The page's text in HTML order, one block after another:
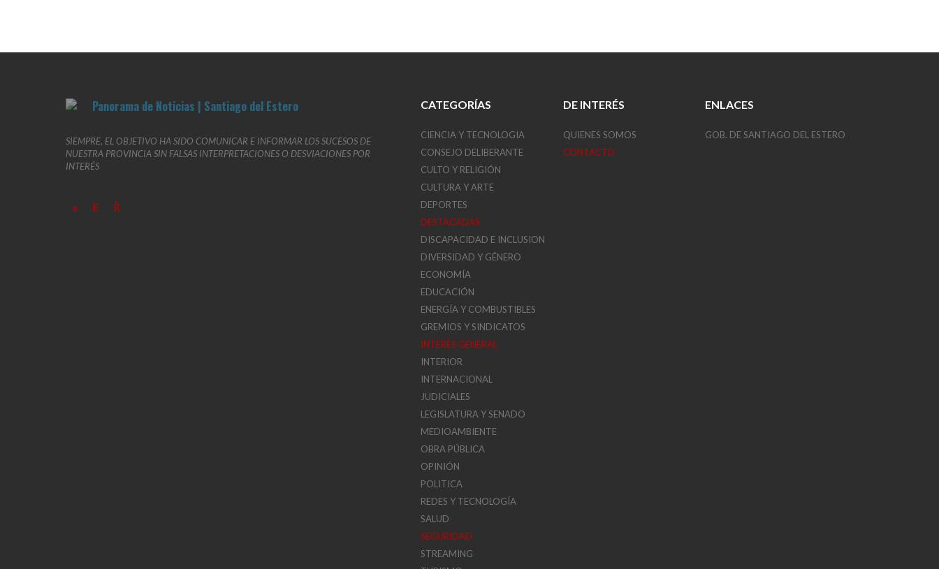
SIEMPRE, EL OBJETIVO HA SIDO COMUNICAR E INFORMAR LOS SUCESOS DE
NUESTRA PROVINCIA SIN FALSAS INTERPRETACIONES O DESVIACIONES POR
INTERÉS
CATEGORÍAS
CIENCIA Y TECNOLOGIA
CONSEJO DELIBERANTE
CULTO Y RELIGIÓN
CULTURA Y ARTE
DEPORTES
DESTACADAS
DISCAPACIDAD E INCLUSION
DIVERSIDAD Y GÉNERO
ECONOMÍA
EDUCACIÓN
ENERGÍA Y COMBUSTIBLES
GREMIOS Y SINDICATOS
INTERÉS GENERAL
INTERIOR
INTERNACIONAL
JUDICIALES
LEGISLATURA Y SENADO
MEDIOAMBIENTE
OBRA PÚBLICA
OPINIÓN
POLITICA
REDES Y TECNOLOGÍA
SALUD
SEGURIDAD
STREAMING
DE INTERÉS
QUIENES SOMOS
CONTACTO
ENLACES
GOB. DE SANTIAGO DEL ESTERO